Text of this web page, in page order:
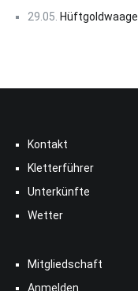
29.05. Hüftgoldwaage
Kontakt
Kletterführer
Unterkünfte
Wetter
Mitgliedschaft
Anmelden